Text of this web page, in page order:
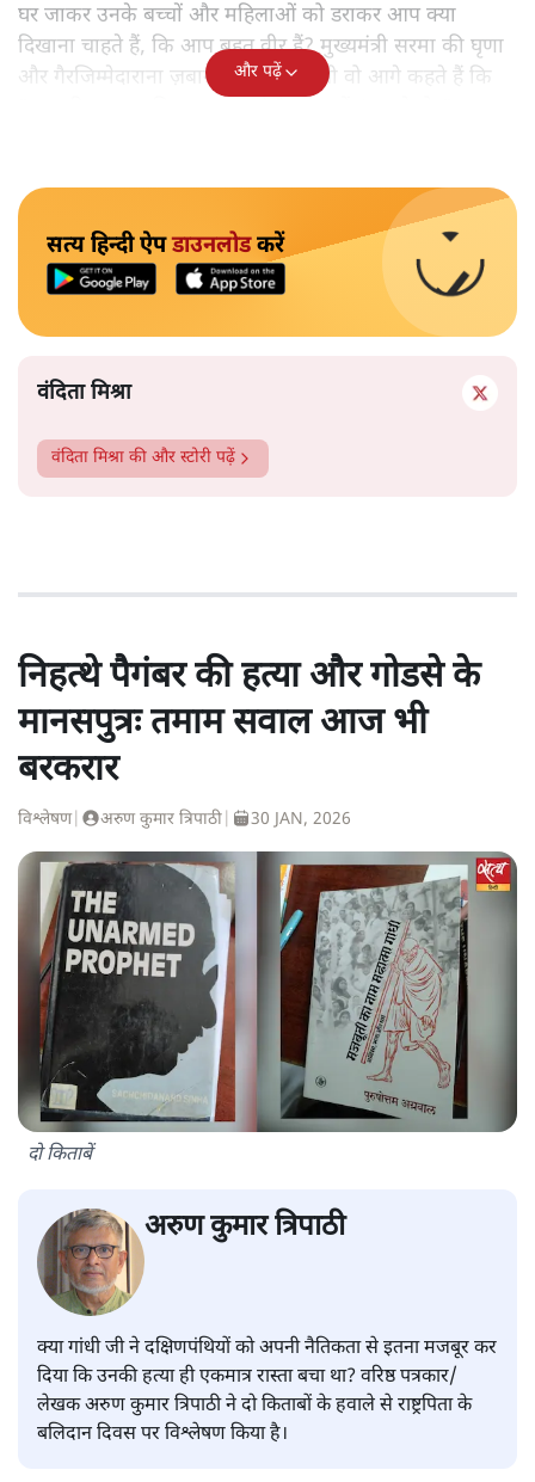
घर जाकर उनके बच्चों और महिलाओं को डराकर आप क्या
दिखाना चाहते हैं, कि आप बहुत वीर हैं? मुख्यमंत्री सरमा की घृणा
और गैरजिम्मेदाराना ज़बान यहीं नहीं रुकती वो आगे कहते हैं कि
और पढ़ें
सत्य हिन्दी ऐपडाउनलोडकरें
वंदिता मिश्रा
वंदिता मिश्रा की और स्टोरी पढ़ें
निहत्थे पैगंबर की हत्या और गोडसे के
मानसपुत्रः तमाम सवाल आज भी
बरकरार
विश्लेषण| अरुण कुमार त्रिपाठी 30 JAN, 2026
दो किताबें
अरुण कुमार त्रिपाठी
क्या गांधी जी ने दक्षिणपंथियों को अपनी नैतिकता से इतना मजबूर कर
दिया कि उनकी हत्या ही एकमात्र रास्ता बचा था? वरिष्ठ पत्रकार/
लेखक अरुण कुमार त्रिपाठी ने दो किताबों के हवाले से राष्ट्रपिता के
बलिदान दिवस पर विश्लेषण किया है।